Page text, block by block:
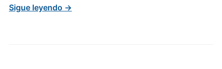
Sigue leyendo →